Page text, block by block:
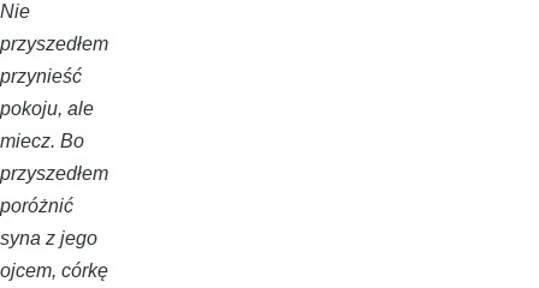
Nie
przyszedłem
przynieść
pokoju, ale
miecz. Bo
przyszedłem
poróżnić
syna z jego
ojcem, córkę